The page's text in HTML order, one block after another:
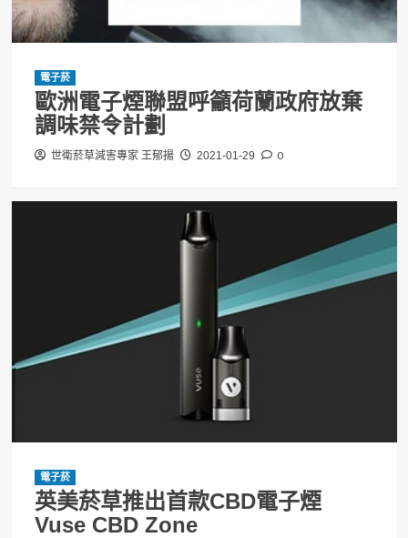
電子菸
歐洲電子煙聯盟呼籲荷蘭政府放棄
調味禁令計劃
世衛菸草減害專家 王郁揚 2021-01-29 0
電子菸
英美菸草推出首款CBD電子煙
Vuse CBD Zone